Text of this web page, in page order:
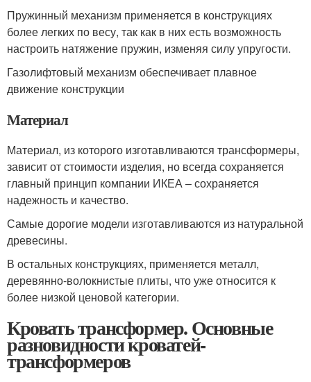
Пружинный механизм применяется в конструкциях
более легких по весу, так как в них есть возможность
настроить натяжение пружин, изменяя силу упругости.
Газолифтовый механизм обеспечивает плавное
движение конструкции
Материал
Материал, из которого изготавливаются трансформеры,
зависит от стоимости изделия, но всегда сохраняется
главный принцип компании ИКЕА – сохраняется
надежность и качество.
Самые дорогие модели изготавливаются из натуральной
древесины.
В остальных конструкциях, применяется металл,
деревянно-волокнистые плиты, что уже относится к
более низкой ценовой категории.
Кровать трансформер. Основные
разновидности кроватей-
трансформеров